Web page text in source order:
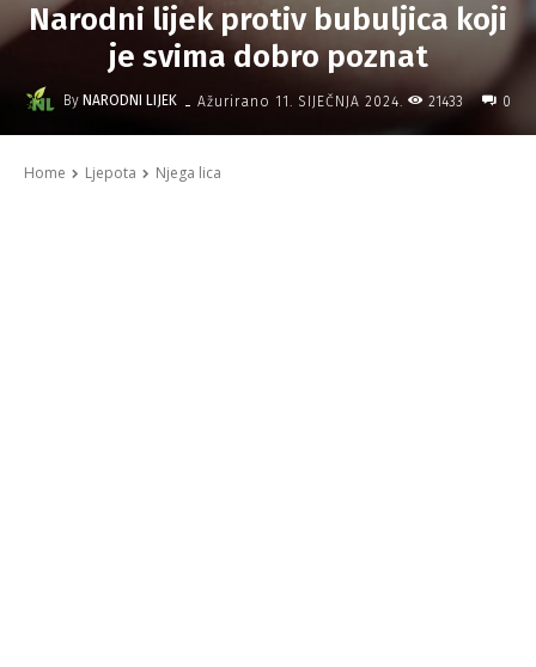
Narodni lijek protiv bubuljica koji
je svima dobro poznat
By NARODNI LIJEK - Ažurirano 11. SIJEČNJA 2024. 21433 0
Home Ljepota Njega lica